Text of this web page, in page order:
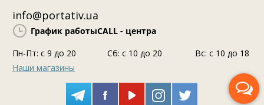
info@portativ.ua
График работыCALL - центра
Пн-Пт: c 9 до 20
Сб: с 10 до 20
Вс: с 10 до 18
Наши магазины
Перезвоните мне